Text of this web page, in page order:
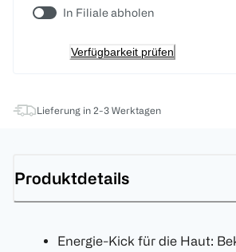
In Filiale abholen
Verfügbarkeit prüfen
Lieferung in 2-3 Werktagen
Produktdetails
Energie-Kick für die Haut: